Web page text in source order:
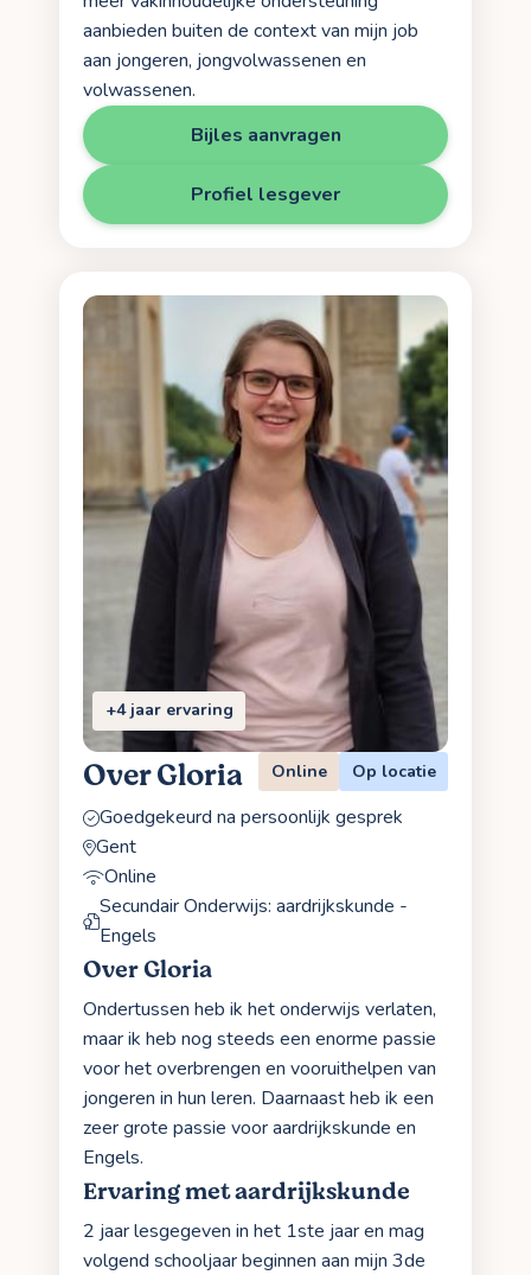
aanbieden buiten de context van mijn job
aan jongeren, jongvolwassenen en
volwassenen.
Bijles aanvragen
Profiel lesgever
+4 jaar ervaring
Over Gloria Online Op locatie
Goedgekeurd na persoonlijk gesprek
Gent
Online
Secundair Onderwijs: aardrijkskunde -
Engels
Over Gloria
Ondertussen heb ik het onderwijs verlaten,
maar ik heb nog steeds een enorme passie
voor het overbrengen en vooruithelpen van
jongeren in hun leren. Daarnaast heb ik een
zeer grote passie voor aardrijkskunde en
Engels.
Ervaring met aardrijkskunde
2 jaar lesgegeven in het 1ste jaar en mag
volgend schooljaar beginnen aan mijn 3de